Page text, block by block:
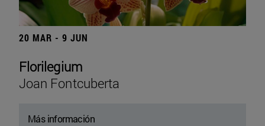
20 MAR - 9 JUN
Florilegium
Joan Fontcuberta
Más información